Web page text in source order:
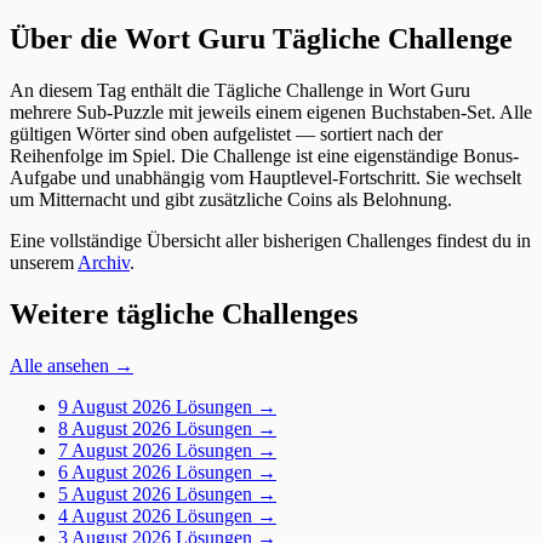
Über die Wort Guru Tägliche Challenge
An diesem Tag enthält die Tägliche Challenge in Wort Guru
mehrere Sub-Puzzle mit jeweils einem eigenen Buchstaben-Set. Alle
gültigen Wörter sind oben aufgelistet — sortiert nach der
Reihenfolge im Spiel. Die Challenge ist eine eigenständige Bonus-
Aufgabe und unabhängig vom Hauptlevel-Fortschritt. Sie wechselt
um Mitternacht und gibt zusätzliche Coins als Belohnung.
Eine vollständige Übersicht aller bisherigen Challenges findest du in
unserem Archiv.
Weitere tägliche Challenges
Alle ansehen →
9 August 2026 Lösungen →
8 August 2026 Lösungen →
7 August 2026 Lösungen →
6 August 2026 Lösungen →
5 August 2026 Lösungen →
4 August 2026 Lösungen →
3 August 2026 Lösungen →